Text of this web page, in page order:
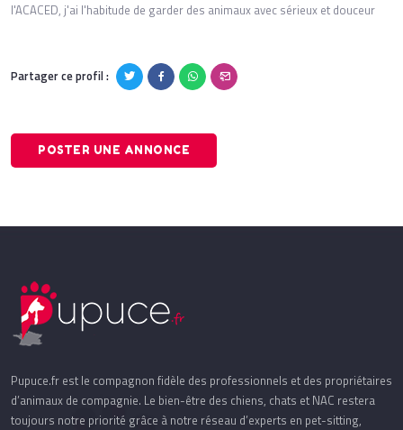
l'ACACED, j'ai l'habitude de garder des animaux avec sérieux et douceur
Partager ce profil :
POSTER UNE ANNONCE
Pupuce.fr est le compagnon fidèle des professionnels et des propriétaires
d’animaux de compagnie. Le bien-être des chiens, chats et NAC restera
toujours notre priorité grâce à notre réseau d’experts en pet-sitting,